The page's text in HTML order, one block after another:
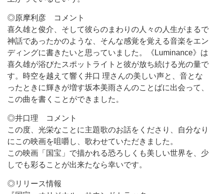
◎原摩利彦 コメント
喜久雄と俊介、そして彼らのまわりの人々の人生がまるで
神話であったかのような、そんな感覚を覚える音楽をエン
ディングに書きたいと思っていました。《Luminance》は
喜久雄が浴びたスポットライトと彼が放ち続ける光の量で
す。時空を越えて響く井口 理さんの美しい声と、音とな
ったときに輝きが増す坂本美雨さんのことばに出会って、
この曲を書くことができました。
◎井口理 コメント
この度、光栄なことに主題歌のお話をくださり、自分なり
にこの映画を咀嚼し、歌わせていただきました。
この映画「国宝」で描かれる恐ろしくも美しい世界を、少
しでも彩ることが出来たなら幸いです。
◎リリース情報